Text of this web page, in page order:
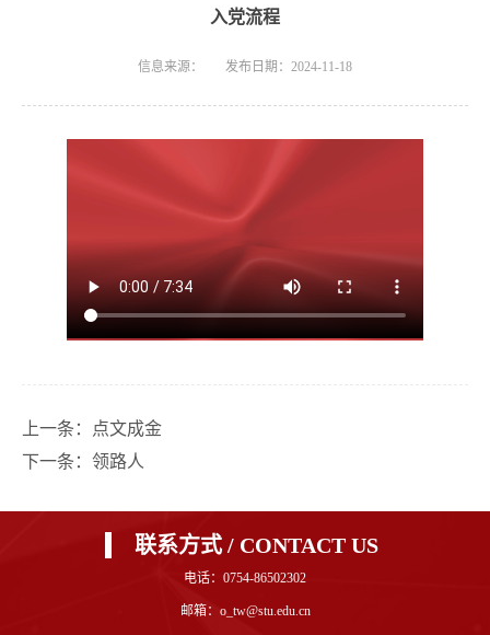
入党流程
信息来源： 发布日期：2024-11-18
上一条：
点文成金
下一条： 领路人
联系方式 / CONTACT US
电话：0754-86502302
邮箱：o_tw@stu.edu.cn